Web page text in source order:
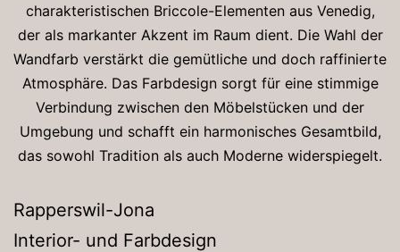
charakteristischen Briccole-Elementen aus Venedig,
der als markanter Akzent im Raum dient. Die Wahl der
Wandfarb verstärkt die gemütliche und doch raffinierte
Atmosphäre. Das Farbdesign sorgt für eine stimmige
Verbindung zwischen den Möbelstücken und der
Umgebung und schafft ein harmonisches Gesamtbild,
das sowohl Tradition als auch Moderne widerspiegelt.
Rapperswil-Jona
Interior- und Farbdesign